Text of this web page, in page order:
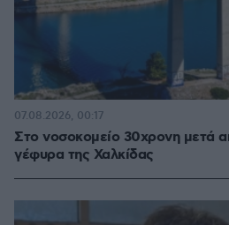
Στο νοσοκομείο 30χρονη μετά
γέφυρα της Χαλκίδας
07.08.2026, 00:17